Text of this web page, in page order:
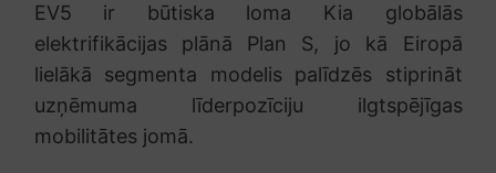
EV5 ir būtiska loma Kia globālās
elektrifikācijas plānā Plan S, jo kā Eiropā
lielākā segmenta modelis palīdzēs stiprināt
uzņēmuma līderpozīciju ilgtspējīgas
mobilitātes jomā.